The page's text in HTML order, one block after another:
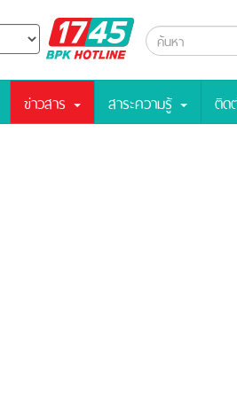
BPK
Hotline
ข่าวสาร สาระความรู้ ติด